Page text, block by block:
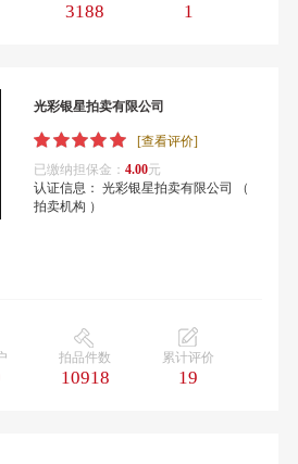
3188 1
光彩银星拍卖有限公司
[查看评价]
已缴纳担保金： 4.00元
认证信息： 光彩银星拍卖有限公司 （
拍卖机构 ）
拍品件数
10918
累计评价
19